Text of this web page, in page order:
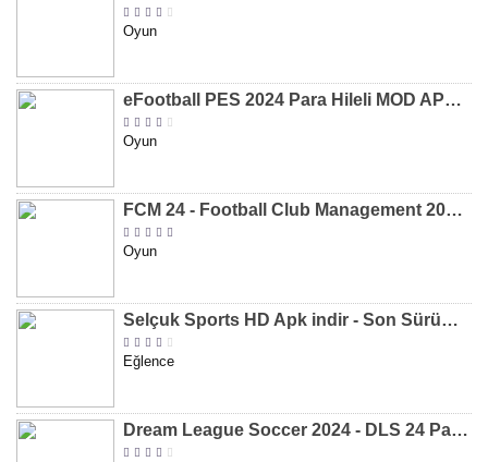
Oyun
eFootball PES 2024 Para Hileli MOD APK indir [v8.2.0]
Oyun
FCM 24 - Football Club Management 2024 Para Hileli MOD APK indir [v1.0.4]
Oyun
Selçuk Sports HD Apk indir - Son Sürüm 2024 [2.0.1.9]
Eğlence
Dream League Soccer 2024 - DLS 24 Para Hileli MOD APK indir [v11.050]